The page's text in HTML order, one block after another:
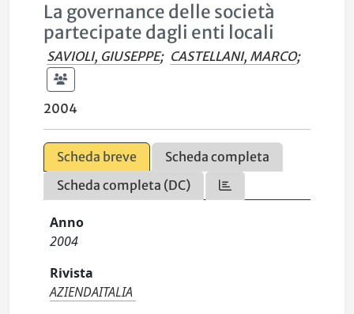
La governance delle società
partecipate dagli enti locali
SAVIOLI, GIUSEPPE; CASTELLANI, MARCO;
2004
Scheda breve
Scheda completa
Scheda completa (DC)
Anno
2004
Rivista
AZIENDAITALIA